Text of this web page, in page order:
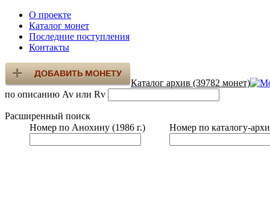
О проекте
Каталог монет
Последние поступления
Контакты
Каталог архив (39782 монет)
по описанию Av или Rv
Расширенный поиск
Номер по Анохину (1986 г.)
Номер по каталогу-